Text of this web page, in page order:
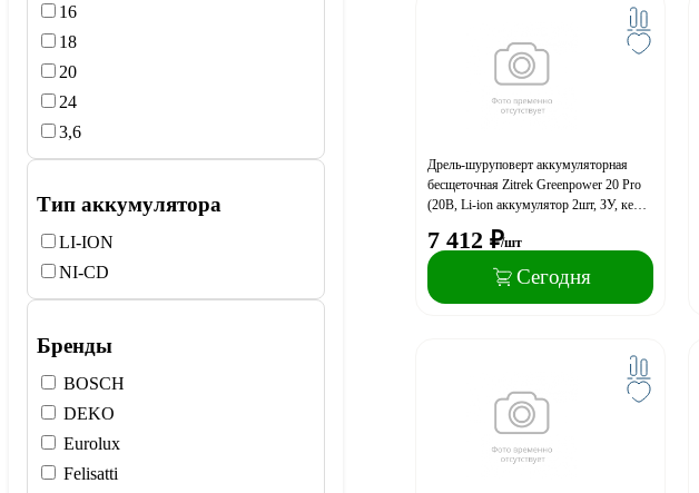
16
18
20
24
3,6
Тип аккумулятора
LI-ION
NI-CD
Бренды
BOSCH
DEKO
Eurolux
Felisatti
Дрель-шуруповерт аккумуляторная
бесщеточная Zitrek Greenpower 20 Pro
(20В, Li-ion аккумулятор 2шт, ЗУ, кейс,
7 412 ₽/шт
Сегодня